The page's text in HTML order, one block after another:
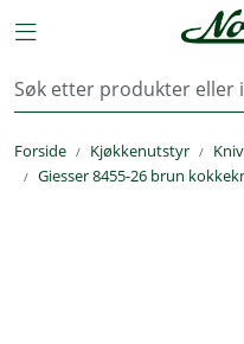
Toggle navigation
Forside Kjøkkenutstyr
Giesser 8455-26 brun
Kjøkkenutstyr
Storkjøkken